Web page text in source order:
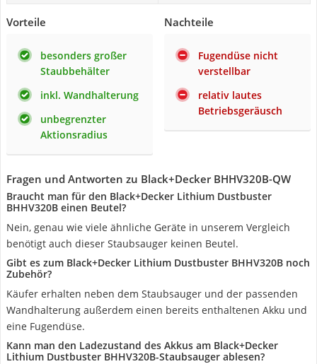
Vorteile
besonders großer
Staubbehälter
inkl. Wandhalterung
unbegrenzter
Aktionsradius
Nachteile
Fugendüse nicht
verstellbar
relativ lautes
Betriebsgeräusch
Fragen und Antworten zu Black+Decker BHHV320B-QW
Braucht man für den Black+Decker Lithium Dustbuster
BHHV320B einen Beutel?
Nein, genau wie viele ähnliche Geräte in unserem Vergleich
benötigt auch dieser Staubsauger keinen Beutel.
Gibt es zum Black+Decker Lithium Dustbuster BHHV320B noch
Zubehör?
Käufer erhalten neben dem Staubsauger und der passenden
Wandhalterung außerdem einen bereits enthaltenen Akku und
eine Fugendüse.
Kann man den Ladezustand des Akkus am Black+Decker
Lithium Dustbuster BHHV320B-Staubsauger ablesen?